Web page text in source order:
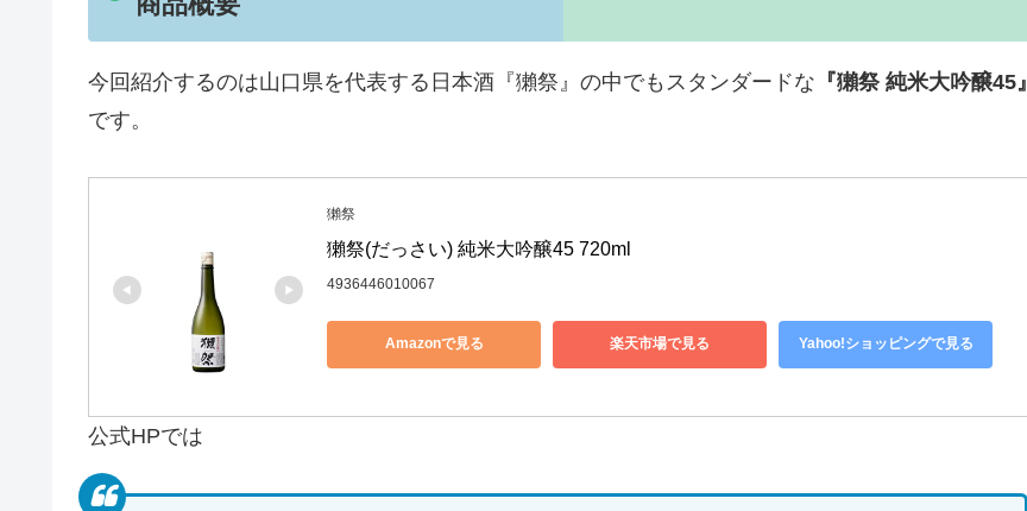
今回紹介するのは山口県を代表する日本酒『獺祭』の中でもスタンダードな 『獺祭 純米大吟醸45』
です。
獺祭
獺祭(だっさい) 純米大吟醸45 720ml
4936446010067
Amazonで見る 楽天市場で見る Yahoo!ショッピングで見る
公式HPでは